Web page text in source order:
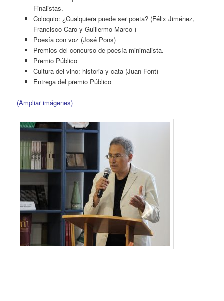
Finalistas.
Coloquio: ¿Cualquiera puede ser poeta? (Félix Jiménez,
Francisco Caro y Guillermo Marco )
Poesía con voz (José Pons)
Premios del concurso de poesía minimalista.
Premio Público
Cultura del vino: historia y cata (Juan Font)
Entrega del premio Público
(Ampliar imágenes)